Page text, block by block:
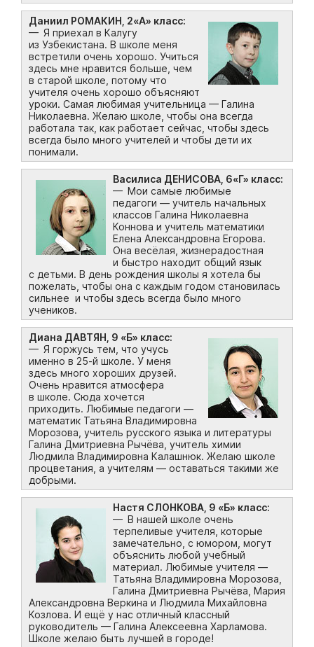
Даниил РОМАКИН, 2«А» класс:
— Я приехал в Калугу
из Узбекистана. В школе меня
встретили очень хорошо. Учиться
здесь мне нравится больше, чем
в старой школе, потому что
учителя очень хорошо объясняют
уроки. Самая любимая учительница — Галина
Николаевна. Желаю школе, чтобы она всегда
работала так, как работает сейчас, чтобы здесь
всегда было много учителей и чтобы дети их
понимали.
Василиса ДЕНИСОВА, 6«Г» класс:
— Мои самые любимые
педагоги — учитель начальных
классов Галина Николаевна
Коннова и учитель математики
Елена Александровна Егорова.
Она весёлая, жизнерадостная
и быстро находит общий язык
с детьми. В день рождения школы я хотела бы
пожелать, чтобы она с каждым годом становилась
сильнее и чтобы здесь всегда было много
учеников.
Диана ДАВТЯН, 9 «Б» класс:
— Я горжусь тем, что учусь
именно в 25-й школе. У меня
здесь много хороших друзей.
Очень нравится атмосфера
в школе. Сюда хочется
приходить. Любимые педагоги —
математик Татьяна Владимировна
Морозова, учитель русского языка и литературы
Галина Дмитриевна Рычёва, учитель химии
Людмила Владимировна Калашнюк. Желаю школе
процветания, а учителям — оставаться такими же
добрыми.
Настя СЛОНКОВА, 9 «Б» класс:
— В нашей школе очень
терпеливые учителя, которые
замечательно, с юмором, могут
объяснить любой учебный
материал. Любимые учителя —
Татьяна Владимировна Морозова,
Галина Дмитриевна Рычёва, Мария
Александровна Веркина и Людмила Михайловна
Козлова. И ещё у нас отличный классный
руководитель — Галина Алексеевна Харламова.
Школе желаю быть лучшей в городе!